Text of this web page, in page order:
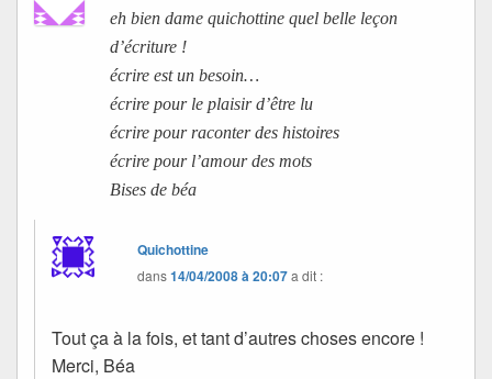
eh bien dame quichottine quel belle leçon
d’écriture !
écrire est un besoin…
écrire pour le plaisir d’être lu
écrire pour raconter des histoires
écrire pour l’amour des mots
Bises de béa
Quichottine
dans14/04/2008 à 20:07a dit :
Tout ça à la fois, et tant d’autres choses encore !
Merci, Béa